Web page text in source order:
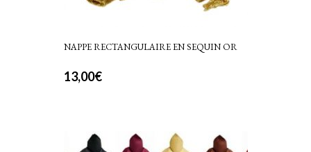
NAPPE RECTANGULAIRE EN SEQUIN OR
13,00€